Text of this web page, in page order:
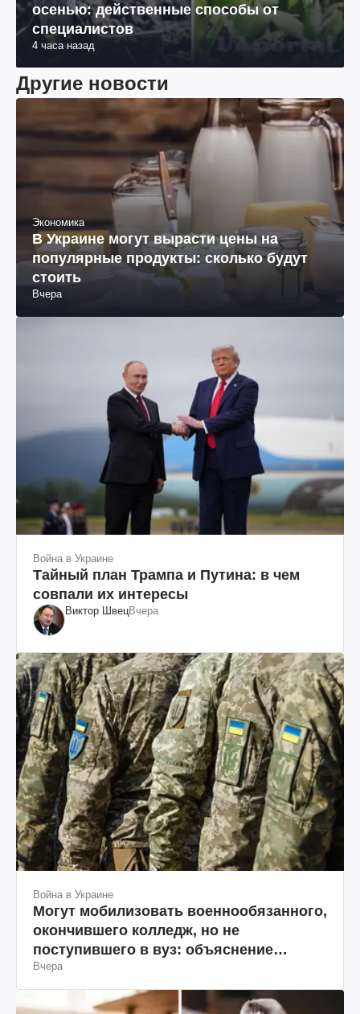
осенью: действенные способы от
специалистов
4 часа назад
Другие новости
Экономика
В Украине могут вырасти цены на
популярные продукты: сколько будут
стоить
Вчера
Война в Украине
Тайный план Трампа и Путина: в чем
совпали их интересы
Виктор ШвецВчера
Война в Украине
Могут мобилизовать военнообязанного,
окончившего колледж, но не
поступившего в вуз: объяснение
юриста
Вчера